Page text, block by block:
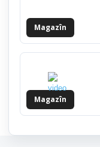
Magazîn
Magazîn